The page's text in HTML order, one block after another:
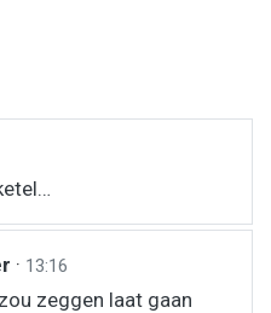
· 13:16
zeggen laat gaan